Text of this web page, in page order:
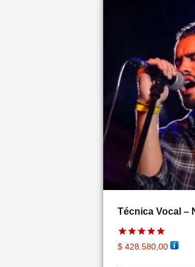
Técnica Vocal –
Valorado en
$ 428.580,00